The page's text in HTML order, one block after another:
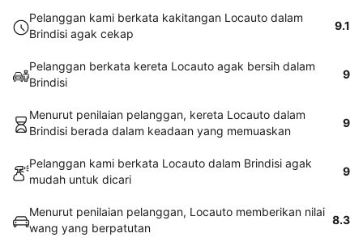
Pelanggan kami berkata kakitangan Locauto dalam
Brindisi agak cekap
9.1
Pelanggan berkata kereta Locauto agak bersih dalam
Brindisi
9
Menurut penilaian pelanggan, kereta Locauto dalam
Brindisi berada dalam keadaan yang memuaskan
9
Pelanggan kami berkata Locauto dalam Brindisi agak
mudah untuk dicari
9
Menurut penilaian pelanggan, Locauto memberikan nilai
wang yang berpatutan
8.3